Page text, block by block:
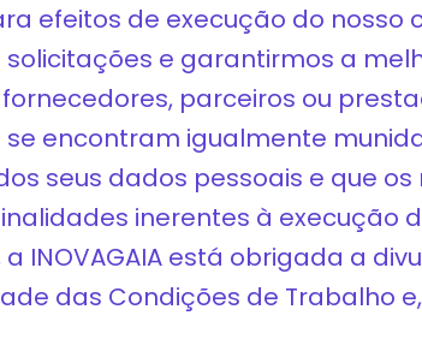
efeitos de execução do
e garantirmos a
parceiros ou
encontram igualmente
seus dados pessoais e que
inerentes à execução
INOVAGAIA está obrigada a
das Condições de Trabalho